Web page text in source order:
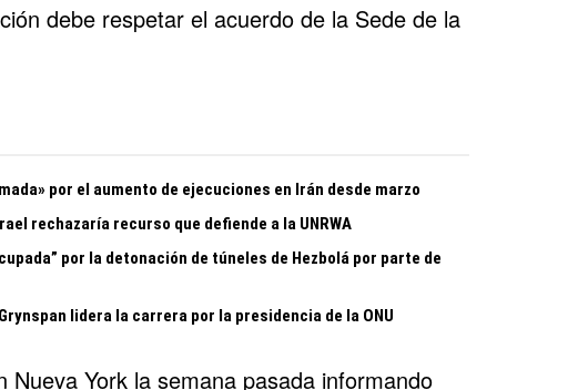
debe respetar el acuerdo de la Sede de la
por el aumento de ejecuciones en Irán desde marzo
rechazaría recurso que defiende a la UNRWA
por la detonación de túneles de Hezbolá por parte de
lidera la carrera por la presidencia de la ONU
Nueva York la semana pasada informando